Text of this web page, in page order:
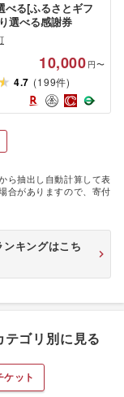
べる[ふるさとギフ
選べる感謝券
10,000 円〜
4.7 (199件)
ら抽出し自動計算して表
合がありますので、寄付
キングはこち
ゴリ別に見る
ケット